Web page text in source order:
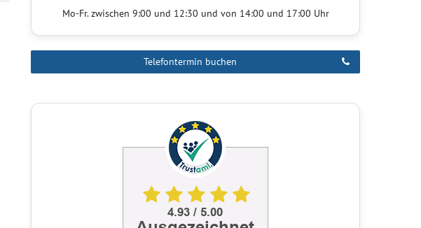
Mo-Fr. zwischen 9:00 und 12:30 und von 14:00 und 17:00 Uhr
Telefontermin buchen